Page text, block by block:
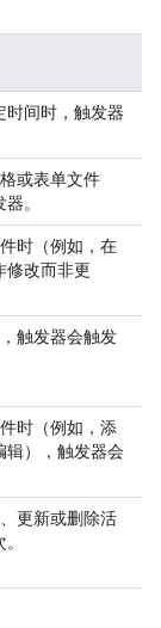
时间时，触发器
或表单文件
。
时（例如，在
修改而非更
触发器会触发
时（例如，添
辑），触发器会
更新或删除活